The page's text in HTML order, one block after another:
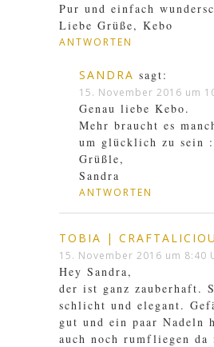
Pur und einfach
Liebe Grüße, Kebo
ANTWORTEN
SANDRA sagt:
15. November 2016 um
Genau liebe Kebo.
Mehr braucht es
um glücklich zu sein
Grüßle,
Sandra
ANTWORTEN
TOBIA |
15. November 2016 um 8:40
Hey Sandra,
der ist ganz zauberhaft.
schlicht und elegant.
gut und ein paar Nadeln
auch noch rumfliegen da